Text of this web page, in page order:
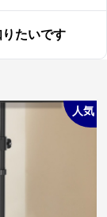
たいです
人気